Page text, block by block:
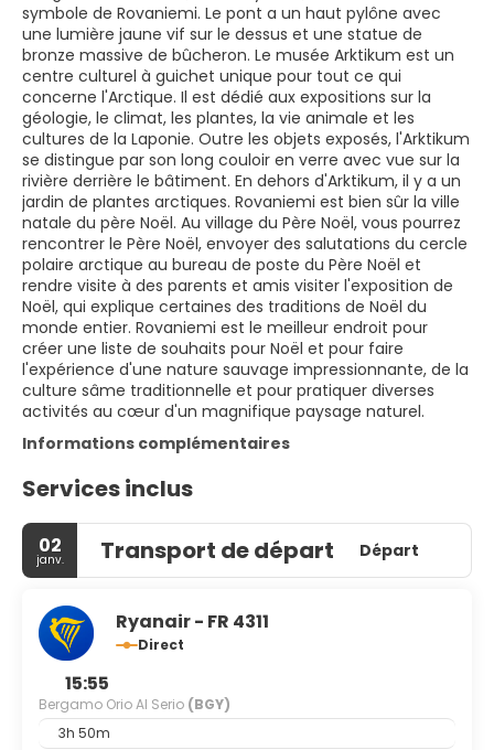
symbole de Rovaniemi. Le pont a un haut pylône avec
une lumière jaune vif sur le dessus et une statue de
bronze massive de bûcheron. Le musée Arktikum est un
centre culturel à guichet unique pour tout ce qui
concerne l'Arctique. Il est dédié aux expositions sur la
géologie, le climat, les plantes, la vie animale et les
cultures de la Laponie. Outre les objets exposés, l'Arktikum
se distingue par son long couloir en verre avec vue sur la
rivière derrière le bâtiment. En dehors d'Arktikum, il y a un
jardin de plantes arctiques. Rovaniemi est bien sûr la ville
natale du père Noël. Au village du Père Noël, vous pourrez
rencontrer le Père Noël, envoyer des salutations du cercle
polaire arctique au bureau de poste du Père Noël et
rendre visite à des parents et amis visiter l'exposition de
Noël, qui explique certaines des traditions de Noël du
monde entier. Rovaniemi est le meilleur endroit pour
créer une liste de souhaits pour Noël et pour faire
l'expérience d'une nature sauvage impressionnante, de la
culture sâme traditionnelle et pour pratiquer diverses
activités au cœur d'un magnifique paysage naturel.
Informations complémentaires
Services inclus
02
janv. Transport de départ Départ
Ryanair - FR 4311
Direct
15:55
Bergamo Orio Al Serio (BGY)
3h 50m